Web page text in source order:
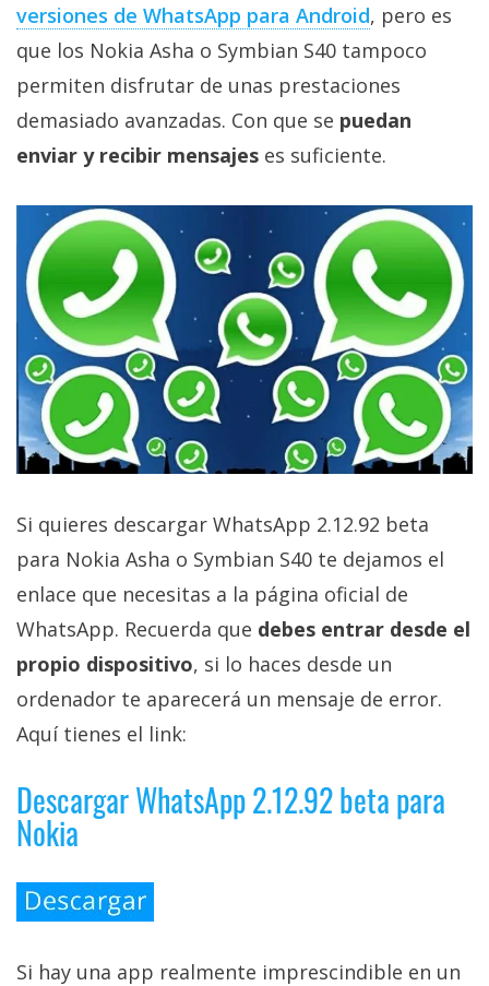
El medio de
comunicación
digital donde
encontrarás
todas las
noticias sobre
tecnología,
móviles,
apps,
informática,
videojuegos,
comparativas,
trucos y
tutoriales.
El Grupo
Informático
(CC) 2006-
2026.
Algunos
derechos
reservados.
versiones de WhatsApp para Android, pero es
que los Nokia Asha o Symbian S40 tampoco
permiten disfrutar de unas prestaciones
demasiado avanzadas. Con que se puedan
enviar y recibir mensajes es suficiente.
Si quieres descargar WhatsApp 2.12.92 beta
para Nokia Asha o Symbian S40 te dejamos el
enlace que necesitas a la página oficial de
WhatsApp. Recuerda que debes entrar desde el
propio dispositivo, si lo haces desde un
ordenador te aparecerá un mensaje de error.
Aquí tienes el link:
Descargar WhatsApp 2.12.92 beta para
Nokia
Si hay una app realmente imprescindible en un